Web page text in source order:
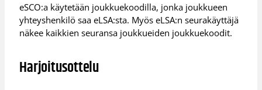
eSCO:a käytetään joukkuekoodilla, jonka joukkueen
yhteyshenkilö saa eLSA:sta. Myös eLSA:n seurakäyttäjä
näkee kaikkien seuransa joukkueiden joukkuekoodit.
Harjoitusottelu